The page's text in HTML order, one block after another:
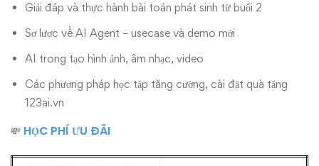
Giải đáp và thực hành bài toán phát sinh từ buổi 2
Sơ lược về AI Agent – usecase và demo mới
AI trong tạo hình ảnh, âm nhạc, video
Các phương pháp học tập tăng cường, cài đặt quà tặng
123ai.vn
💸 HỌC PHÍ ƯU ĐÃI